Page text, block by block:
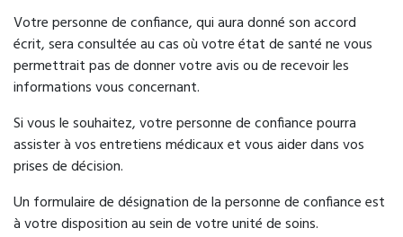
Votre personne de confiance, qui aura donné son accord
écrit, sera consultée au cas où votre état de santé ne vous
permettrait pas de donner votre avis ou de recevoir les
informations vous concernant.
Si vous le souhaitez, votre personne de confiance pourra
assister à vos entretiens médicaux et vous aider dans vos
prises de décision.
Un formulaire de désignation de la personne de confiance est
à votre disposition au sein de votre unité de soins.